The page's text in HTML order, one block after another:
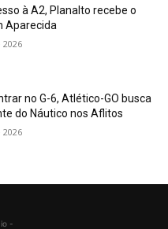
à A2, Planalto recebe o
Aparecida
no G-6, Atlético-GO busca
do Náutico nos Aflitos
-